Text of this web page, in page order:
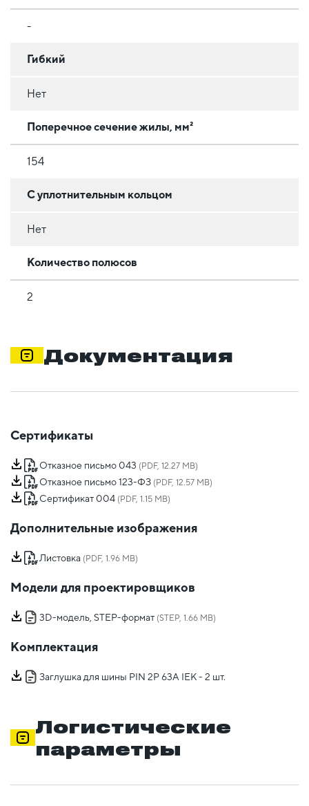
-
Гибкий
Нет
Поперечное сечение жилы, мм²
154
С уплотнительным кольцом
Нет
Количество полюсов
2
Документация
Сертификаты
Отказное письмо 043 (PDF, 12.27 MB)
Отказное письмо 123-ФЗ (PDF, 12.57 MB)
Сертификат 004 (PDF, 1.15 MB)
Дополнительные изображения
Листовка (PDF, 1.96 MB)
Модели для проектировщиков
3D-модель, STEP-формат (STEP, 1.66 MB)
Комплектация
Заглушка для шины PIN 2P 63А IEK - 2 шт.
Логистические
параметры